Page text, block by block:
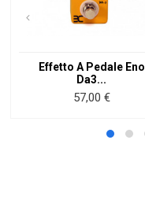
Effetto A Pedale Eno
Da3...
Prezzo
57,00 €